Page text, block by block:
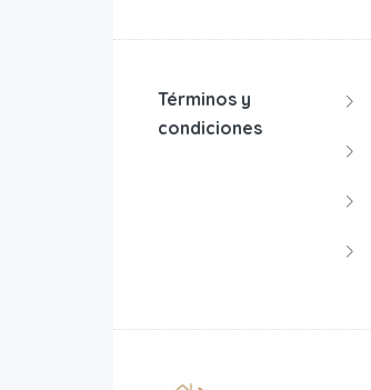
Términos y
condiciones